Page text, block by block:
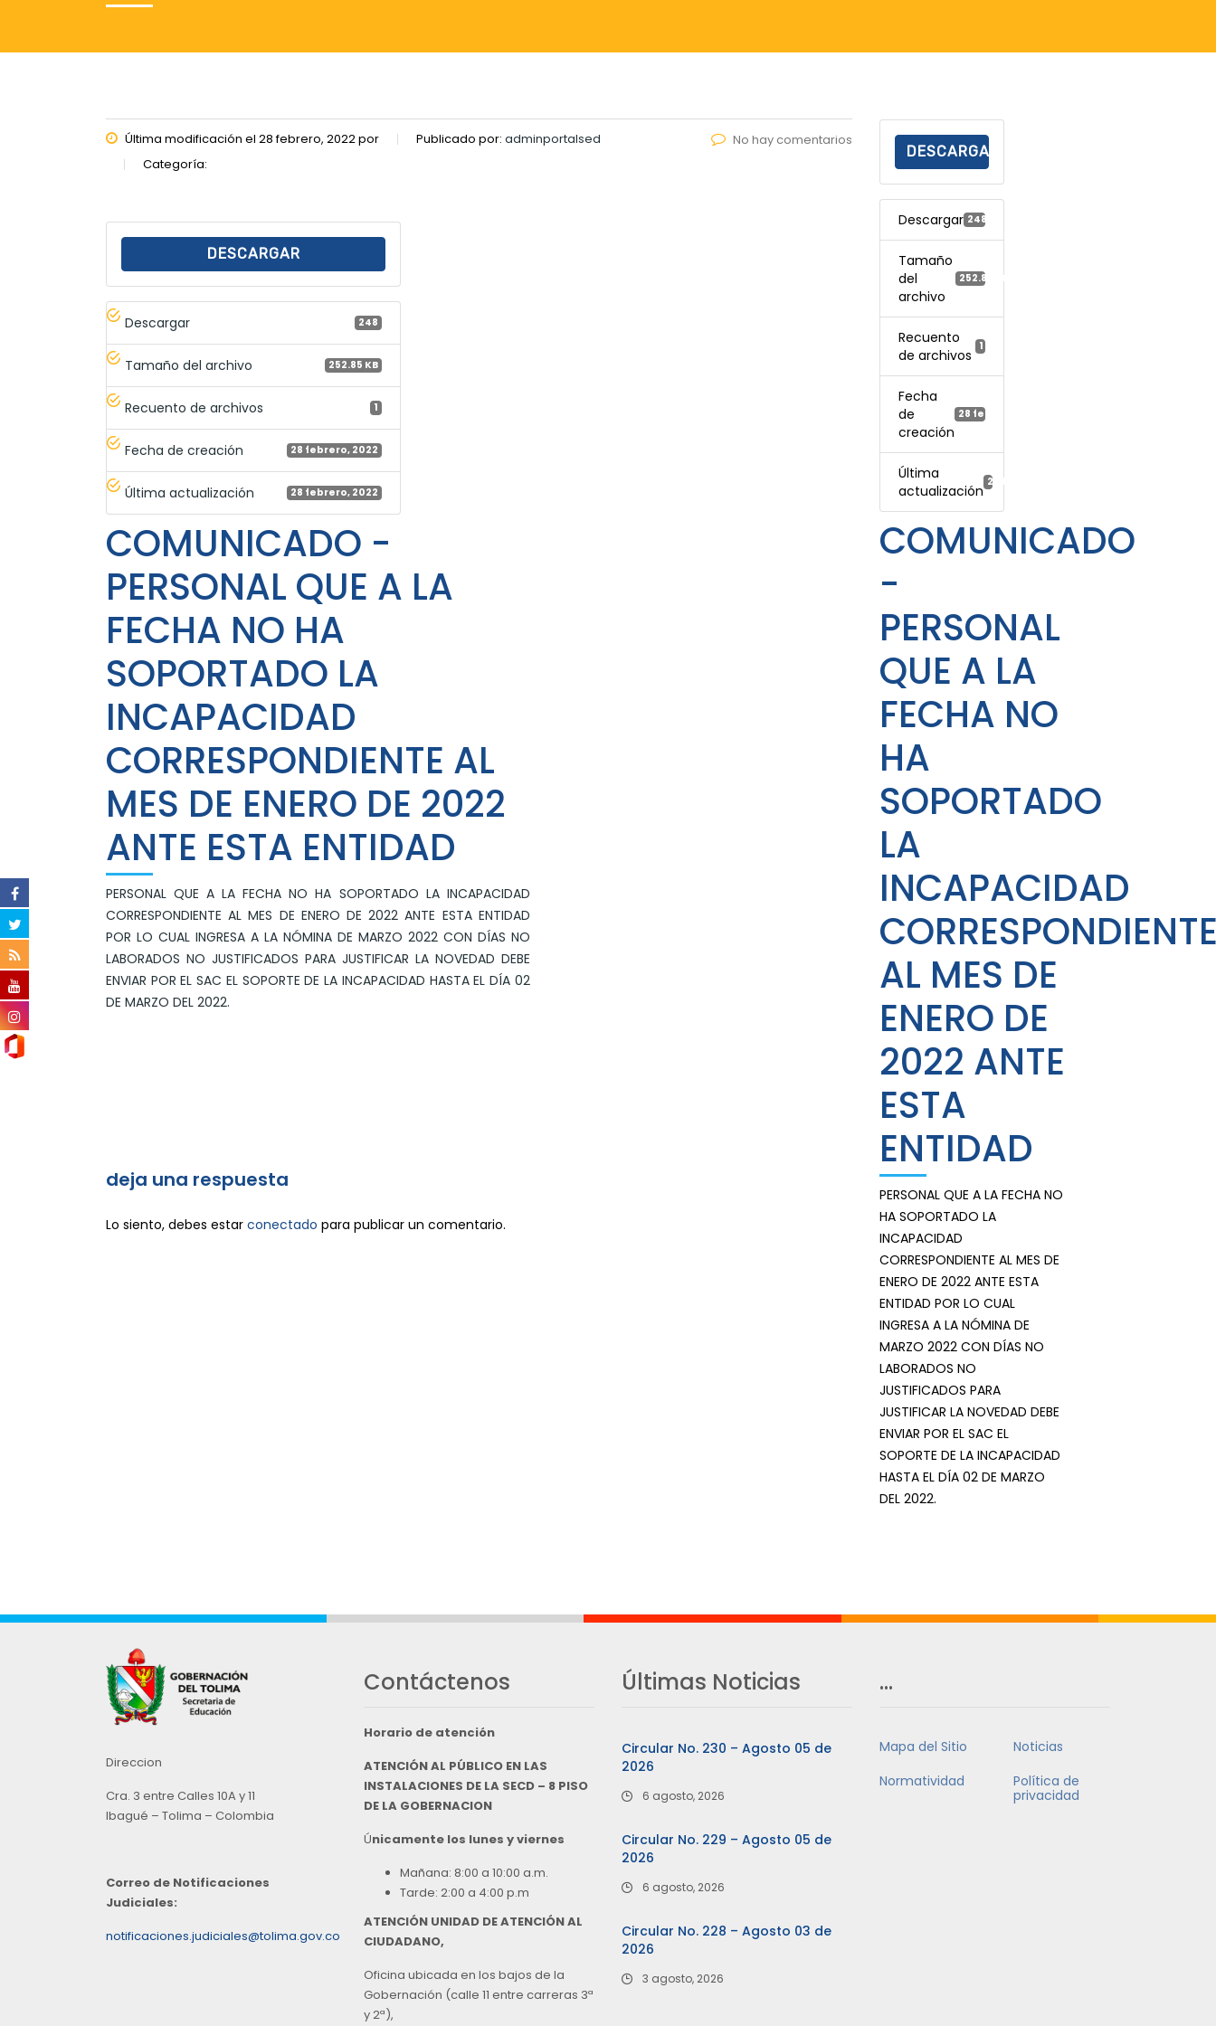
Última modificación el 28 febrero, 2022 por Publicado por: adminportalsed
Categoría:
No hay comentarios
DESCARGAR
Descargar 248
Tamaño del archivo 252.85 KB
Recuento de archivos 1
Fecha de creación 28 febrero, 2022
Última actualización 28 febrero, 2022
COMUNICADO -
PERSONAL QUE A LA
FECHA NO HA
SOPORTADO LA
INCAPACIDAD
CORRESPONDIENTE AL
MES DE ENERO DE 2022
ANTE ESTA ENTIDAD
PERSONAL QUE A LA FECHA NO HA SOPORTADO LA INCAPACIDAD
CORRESPONDIENTE AL MES DE ENERO DE 2022 ANTE ESTA ENTIDAD
POR LO CUAL INGRESA A LA NÓMINA DE MARZO 2022 CON DÍAS NO
LABORADOS NO JUSTIFICADOS PARA JUSTIFICAR LA NOVEDAD DEBE
ENVIAR POR EL SAC EL SOPORTE DE LA INCAPACIDAD HASTA EL DÍA 02
DE MARZO DEL 2022.
deja una respuesta
Lo siento, debes estar conectado para publicar un comentario.
DESCARGAR
Descargar 248
Tamaño
del
archivo
252.85 KB
Recuento
de archivos
1
Fecha
de
creación
28 febrero, 2022
Última
actualización
28 febrero, 2022
COMUNICADO
-
PERSONAL
QUE A LA
FECHA NO
HA
SOPORTADO
LA
INCAPACIDAD
AL MES DE
ENERO DE
2022 ANTE
ESTA
ENTIDAD
PERSONAL QUE A LA FECHA NO
HA SOPORTADO LA
INCAPACIDAD
CORRESPONDIENTE AL MES DE
ENERO DE 2022 ANTE ESTA
ENTIDAD POR LO CUAL
INGRESA A LA NÓMINA DE
MARZO 2022 CON DÍAS NO
LABORADOS NO
JUSTIFICADOS PARA
JUSTIFICAR LA NOVEDAD DEBE
ENVIAR POR EL SAC EL
SOPORTE DE LA INCAPACIDAD
HASTA EL DÍA 02 DE MARZO
DEL 2022.
Direccion
Cra. 3 entre Calles 10A y 11
Ibagué – Tolima – Colombia
Correo de Notificaciones
Judiciales:
notificaciones.judiciales@tolima.gov.co
Contáctenos
Horario de atención
ATENCIÓN AL PÚBLICO EN LAS
INSTALACIONES DE LA SECD – 8 PISO
DE LA GOBERNACION
Únicamente los lunes y viernes
Mañana: 8:00 a 10:00 a.m.
Tarde: 2:00 a 4:00 p.m
ATENCIÓN UNIDAD DE ATENCIÓN AL
CIUDADANO,
Oficina ubicada en los bajos de la
Gobernación (calle 11 entre carreras 3ª
y 2ª),
Últimas Noticias
Circular No. 230 – Agosto 05 de
2026
6 agosto, 2026
Circular No. 229 – Agosto 05 de
2026
6 agosto, 2026
Circular No. 228 – Agosto 03 de
2026
3 agosto, 2026
…
Mapa del Sitio
Noticias
Normatividad
Política de
privacidad